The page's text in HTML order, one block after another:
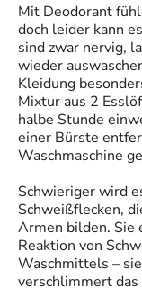
Mit Deodorant
doch leider kann
sind zwar nervig,
wieder
Kleidung
Mixtur aus 2
halbe Stunde
einer Bürste
Waschmaschine
Schwieriger wird
Schweißflecken,
Armen bilden. Sie
Reaktion von
Waschmittels –
verschlimmert